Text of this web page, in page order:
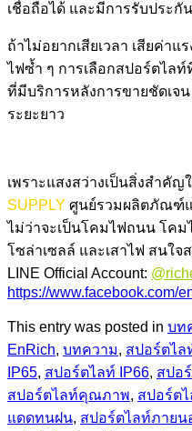
เชื่อถือได้ และมีการรับประกั
ถ้าไม่อยากเสียเวลา เสียค่า
ไฟซ้ำ ๆ การเลือกสปอร์ตไล
ที่มีบริการหลังการขายชัดเจ
ระยะยาว
เพราะแสงสว่างเป็นสิ่งสำคั
SUPPLY ศูนย์รวมผลิตภัณฑ์
ไม่ว่าจะเป็นโคมไฟถนน โคม
โซล่าเซลล์ และเสาไฟ สนใ
LINE Official Account:
https://www.facebook.com/
This entry was posted in บท
EnRich, บทความ, สปอร์ตไล
IP65, สปอร์ตไลท์ IP66, สปอ
สปอร์ตไลท์คุณภาพ, สปอร์ต
แดดทนฝน, สปอร์ตไลท์ภายน